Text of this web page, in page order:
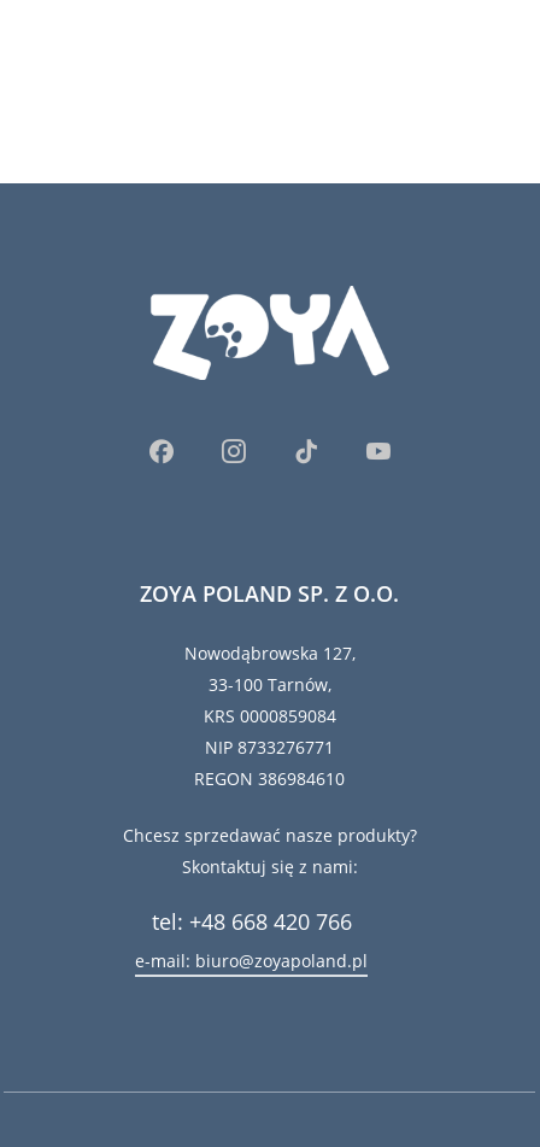
ZOYA POLAND SP. Z O.O.
Nowodąbrowska 127,
33-100 Tarnów,
KRS 0000859084
NIP 8733276771
REGON 386984610
Chcesz sprzedawać nasze produkty?
Skontaktuj się z nami:
tel: +48 668 420 766
e-mail: biuro@zoyapoland.pl